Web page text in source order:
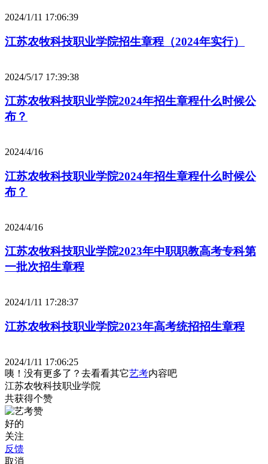
2024/1/11 17:06:39
江苏农牧科技职业学院招生章程（2024年实行）
2024/5/17 17:39:38
江苏农牧科技职业学院2024年招生章程什么时候公
布？
2024/4/16
江苏农牧科技职业学院2024年招生章程什么时候公
布？
2024/4/16
江苏农牧科技职业学院2023年中职职教高考专科第
一批次招生章程
2024/1/11 17:28:37
江苏农牧科技职业学院2023年高考统招招生章程
2024/1/11 17:06:25
咦！没有更多了？去看看其它艺考内容吧
江苏农牧科技职业学院
共获得个赞
好的
关注
反馈
取消